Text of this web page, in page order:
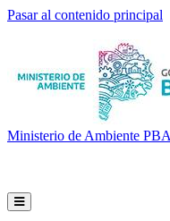
Pasar al contenido principal
Ministerio de Ambiente PBA